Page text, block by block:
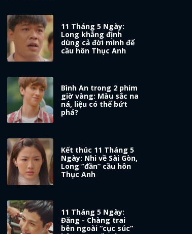
11 Tháng 5 Ngày:
Long khẳng định
dùng cả đời mình để
cầu hôn Thục Anh
Bình An trong 2 phim
giờ vàng: Màu sắc na
ná, liệu có thể bứt
phá?
Kết thúc 11 Tháng 5
Ngày: Nhi về Sài Gòn,
Long “đần” cầu hôn
Thục Anh
11 Tháng 5 Ngày:
Đăng - Chàng trai
bên ngoài “cục súc”